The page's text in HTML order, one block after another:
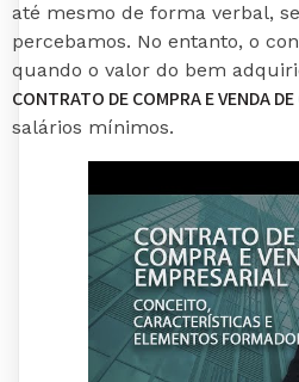
até mesmo de forma verbal,
percebamos. No entanto, o
quando o valor do bem
CONTRATO DE COMPRA E VENDA DE
salários mínimos.